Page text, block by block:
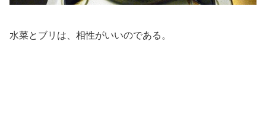
水菜とブリは、相性がいいのである。